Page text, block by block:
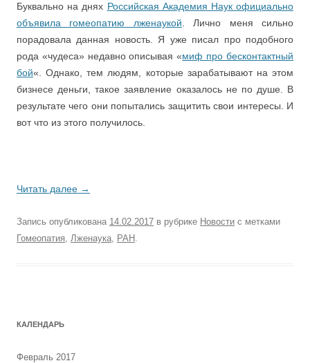
Буквально на днях Российская Академия Наук официально
объявила гомеопатию лженаукой . Лично меня сильно
порадовала данная новость. Я уже писал про подобного
рода «чудеса» недавно описывая «миф про бесконтактный
бой«. Однако, тем людям, которые зарабатывают на этом
бизнесе деньги, такое заявление оказалось не по душе. В
результате чего они попытались защитить свои интересы. И
вот что из этого получилось.
Читать далее →
Запись опубликована 14.02.2017 в рубрике Новости с метками
Гомеопатия, Лженаука, РАН .
КАЛЕНДАРЬ
Февраль 2017